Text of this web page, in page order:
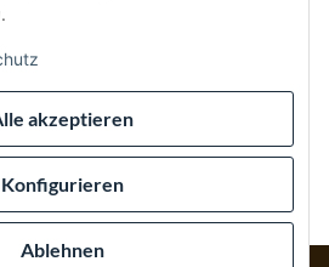
akzeptieren
Konfigurieren
Ablehnen
.